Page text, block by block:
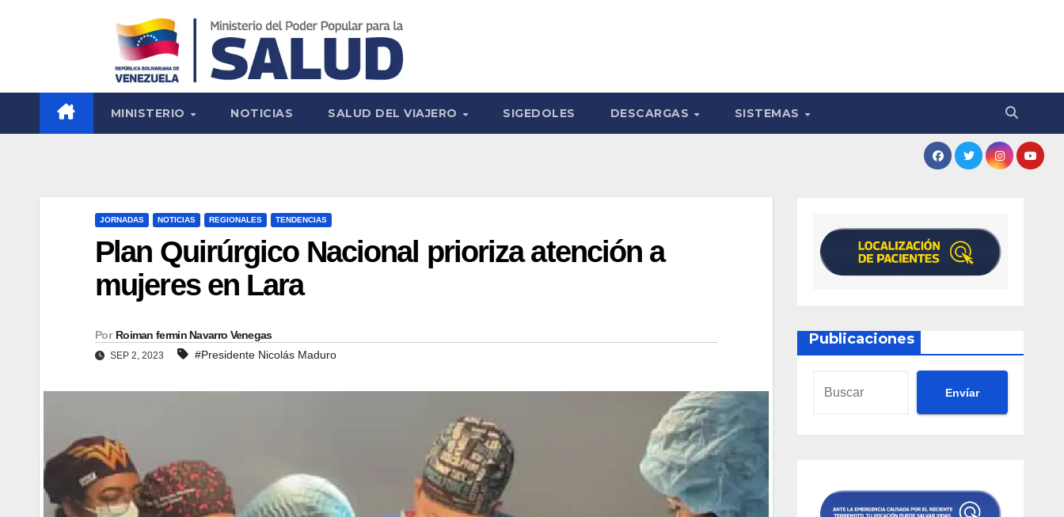
MINISTERIO NOTICIAS SALUD DEL VIAJERO SIGEDOLES DESCARGAS SISTEMAS
JORNADAS NOTICIAS REGIONALES TENDENCIAS
Plan Quirúrgico Nacional prioriza atención a
mujeres en Lara
Por Roiman fermin Navarro Venegas
SEP 2, 2023 #Presidente Nicolás Maduro
Publicaciones
Envíar